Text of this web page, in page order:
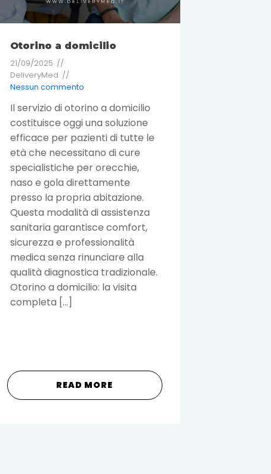
Otorino a domicilio
21/09/2025
DeliveryMed
Nessun commento
Il servizio di otorino a domicilio
costituisce oggi una soluzione
efficace per pazienti di tutte le
età che necessitano di cure
specialistiche per orecchie,
naso e gola direttamente
presso la propria abitazione.
Questa modalità di assistenza
sanitaria garantisce comfort,
sicurezza e professionalità
medica senza rinunciare alla
qualità diagnostica tradizionale.
Otorino a domicilio: la visita
completa […]
READ MORE